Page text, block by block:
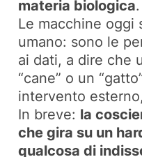
materia biologica.
Le macchine oggi
umano: sono le
ai dati, a dire che
“cane” o un
intervento esterno,
In breve: la
che gira su un
qualcosa di